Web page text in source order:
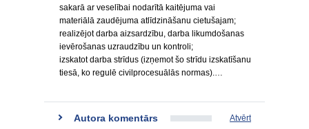
sakarā ar veselībai nodarītā kaitējuma vai
materiālā zaudējuma atlīdzināšanu cietušajam;
realizējot darba aizsardzību, darba likumdošanas
ievērošanas uzraudzību un kontroli;
izskatot darba strīdus (izņemot šo strīdu izskatīšanu
tiesā, ko regulē civilprocesuālās normas).…
Autora komentārs Atvērt